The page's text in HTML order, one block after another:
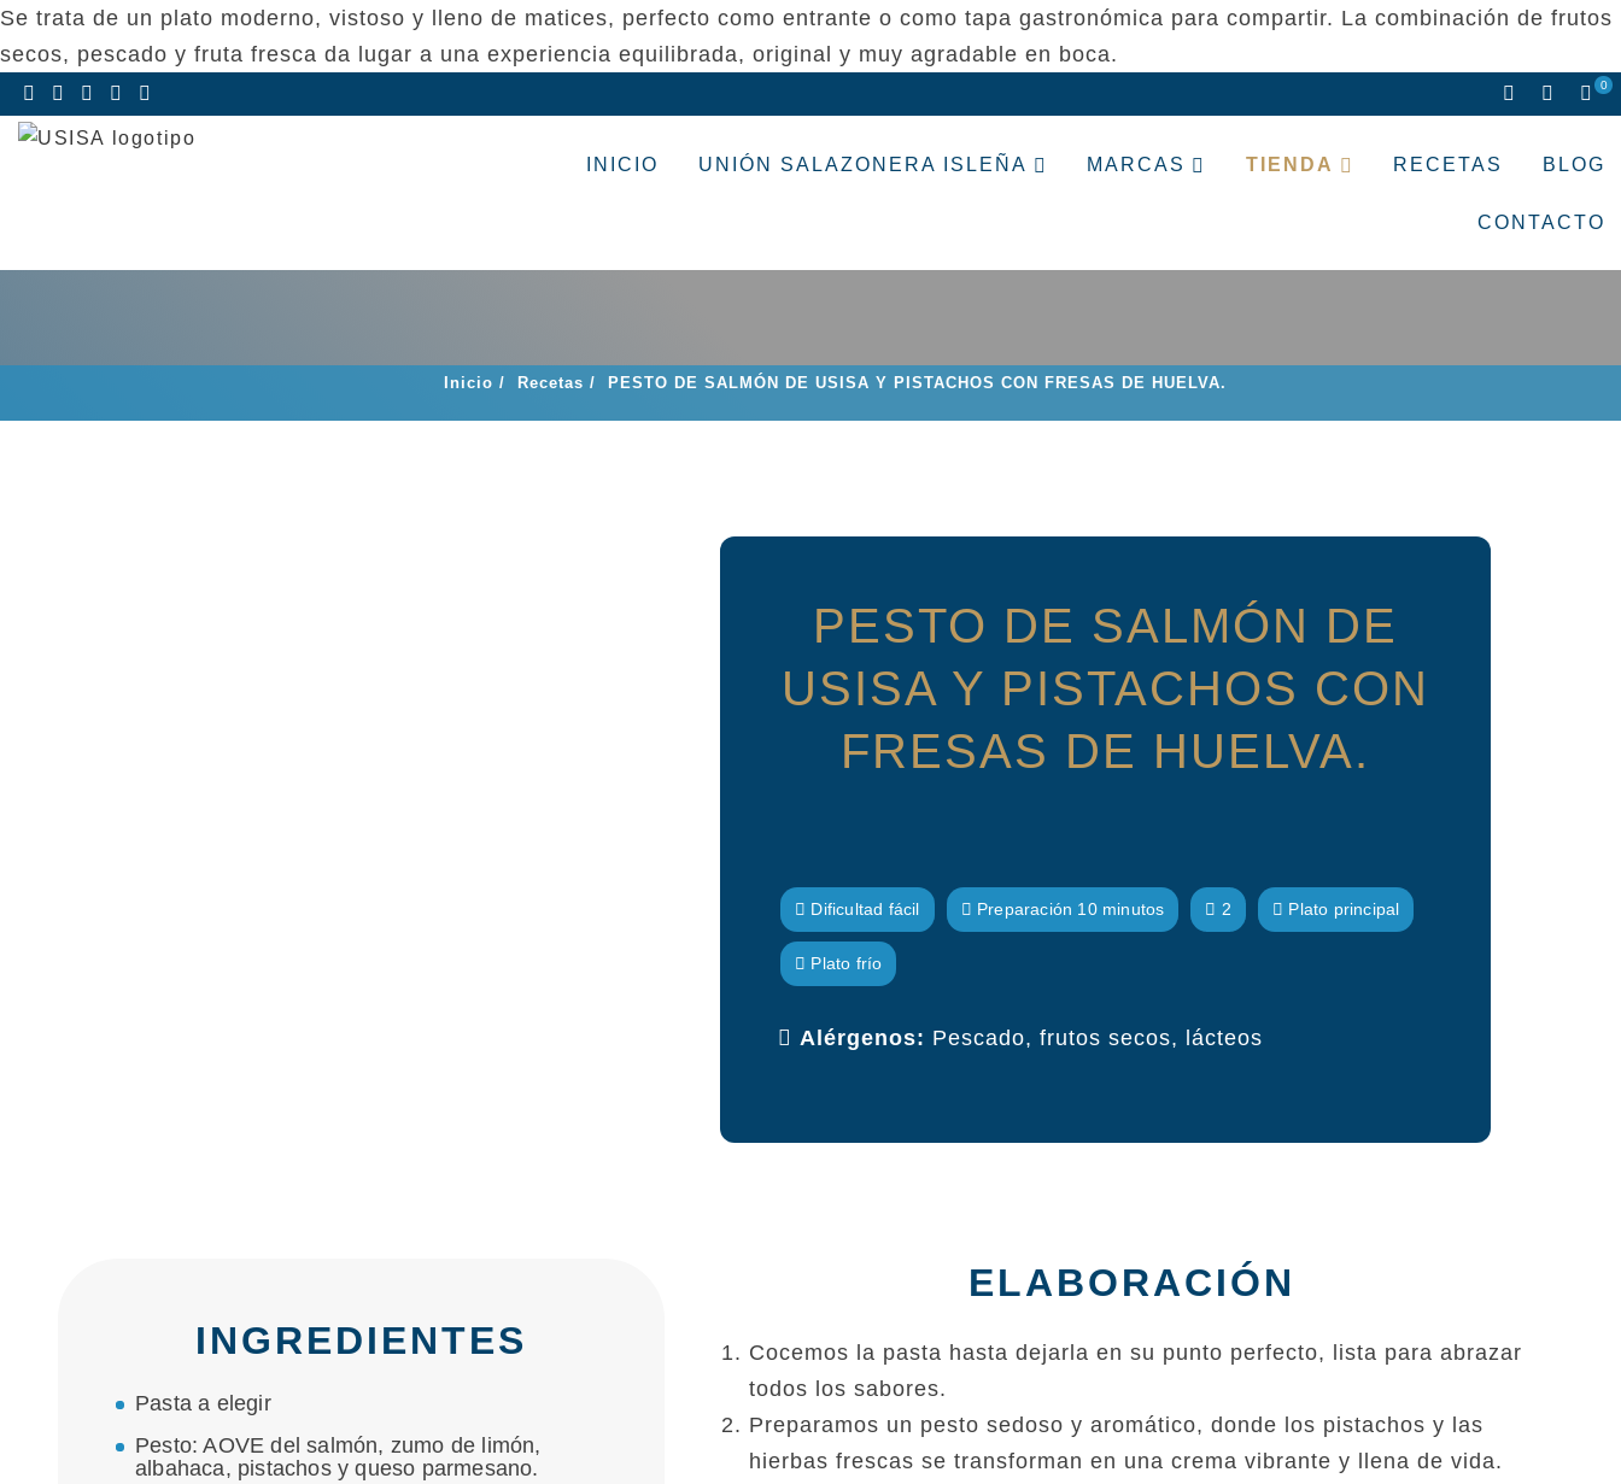
Se trata de un plato moderno, vistoso y lleno de matices, perfecto como entrante o como tapa gastronómica para compartir. La combinación de frutos
secos, pescado y fruta fresca da lugar a una experiencia equilibrada, original y muy agradable en boca.
Saltar
0
INICIO UNIÓN SALAZONERA ISLEÑA MARCAS TIENDA RECETAS BLOG
CONTACTO
Inicio / Recetas / PESTO DE SALMÓN DE USISA Y PISTACHOS CON FRESAS DE HUELVA.
PESTO DE SALMÓN DE
USISA Y PISTACHOS CON
FRESAS DE HUELVA.
Dificultad fácil Preparación 10 minutos 2 Plato principal
Plato frío
Alérgenos: Pescado, frutos secos, lácteos
INGREDIENTES
Pasta a elegir
Pesto: AOVE del salmón, zumo de limón,
albahaca, pistachos y queso parmesano.
ELABORACIÓN
Cocemos la pasta hasta dejarla en su punto perfecto, lista para abrazar
todos los sabores.
Preparamos un pesto sedoso y aromático, donde los pistachos y las
hierbas frescas se transforman en una crema vibrante y llena de vida.